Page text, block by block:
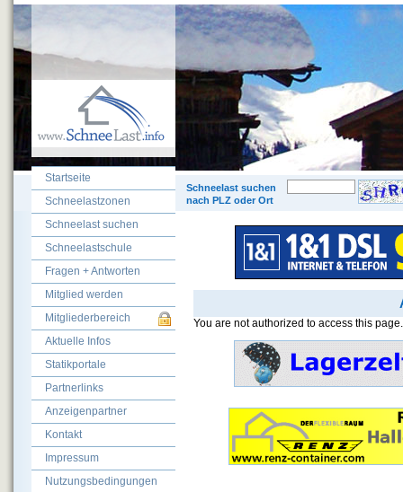
You are not authorized to access this page.
Schneelast suchen
nach PLZ oder Ort
Startseite
Schneelastzonen
Schneelast suchen
Schneelastschule
Fragen + Antworten
Mitglied werden
Mitgliederbereich
Aktuelle Infos
Statikportale
Partnerlinks
Anzeigenpartner
Kontakt
Impressum
Nutzungsbedingungen
©